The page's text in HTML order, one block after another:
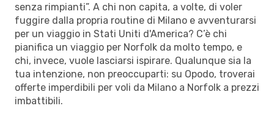
senza rimpianti”. A chi non capita, a volte, di voler
fuggire dalla propria routine di Milano e avventurarsi
per un viaggio in Stati Uniti d'America? C’è chi
pianifica un viaggio per Norfolk da molto tempo, e
chi, invece, vuole lasciarsi ispirare. Qualunque sia la
tua intenzione, non preoccuparti: su Opodo, troverai
offerte imperdibili per voli da Milano a Norfolk a prezzi
imbattibili.